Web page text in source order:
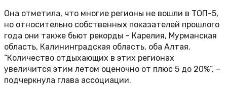
Она отметила, что многие регионы не вошли в ТОП-5,
но относительно собственных показателей прошлого
года они также бьют рекорды – Карелия, Мурманская
область, Калининградская область, оба Алтая.
“Количество отдыхающих в этих регионах
увеличится этим летом оценочно от плюс 5 до 20%”, –
подчеркнула глава ассоциации.